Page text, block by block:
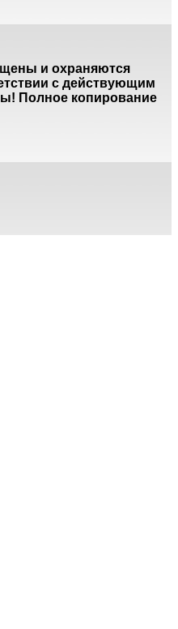
и охраняются
с действующим
Полное копирование